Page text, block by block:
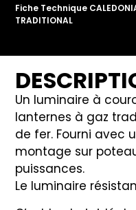
Fiche Technique
TRADITIONAL
Un luminaire à
lanternes à gaz
de fer. Fourni avec
montage sur
puissances.
Le luminaire